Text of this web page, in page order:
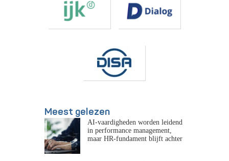
Meest gelezen
AI-vaardigheden worden leidend
in performance management,
maar HR-fundament blijft achter